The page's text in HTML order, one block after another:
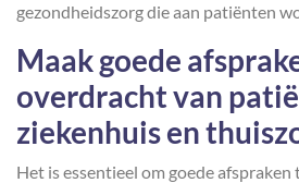
gezondheidszorg die aan patiënten
Maak goede
overdracht van
ziekenhuis en
Het is essentieel om goede afspraken